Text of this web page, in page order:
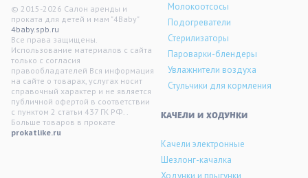
© 2015-2026 Салон аренды и
проката для детей и мам "4Baby"
4baby.spb.ru
Все права защищены.
Использование материалов с сайта
только с согласия
правообладателей Вся информация
на сайте о товарах, услугах носит
справочный характер и не является
публичной офертой в соответствии
с пунктом 2 статьи 437 ГК РФ. .
Больше товаров в прокате
prokatlike.ru
Молокоотсосы
Подогреватели
Стерилизаторы
Пароварки-блендеры
Увлажнители воздуха
Стульчики для кормления
KАЧЕЛИ И ХОДУНКИ
Качели электронные
Шезлонг-качалка
Ходунки и прыгунки